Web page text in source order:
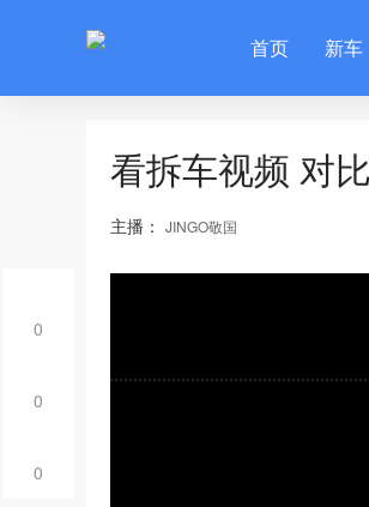
首页 新车
0
0
0
看拆车视频 对
主播： JINGO敬国